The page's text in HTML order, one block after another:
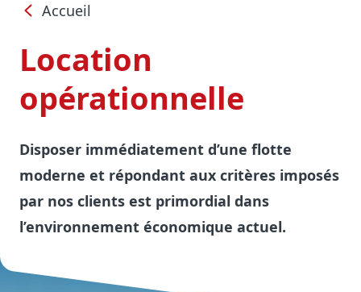
Accueil
Location
opérationnelle
Disposer immédiatement d’une flotte
moderne et répondant aux critères imposés
par nos clients est primordial dans
l’environnement économique actuel.